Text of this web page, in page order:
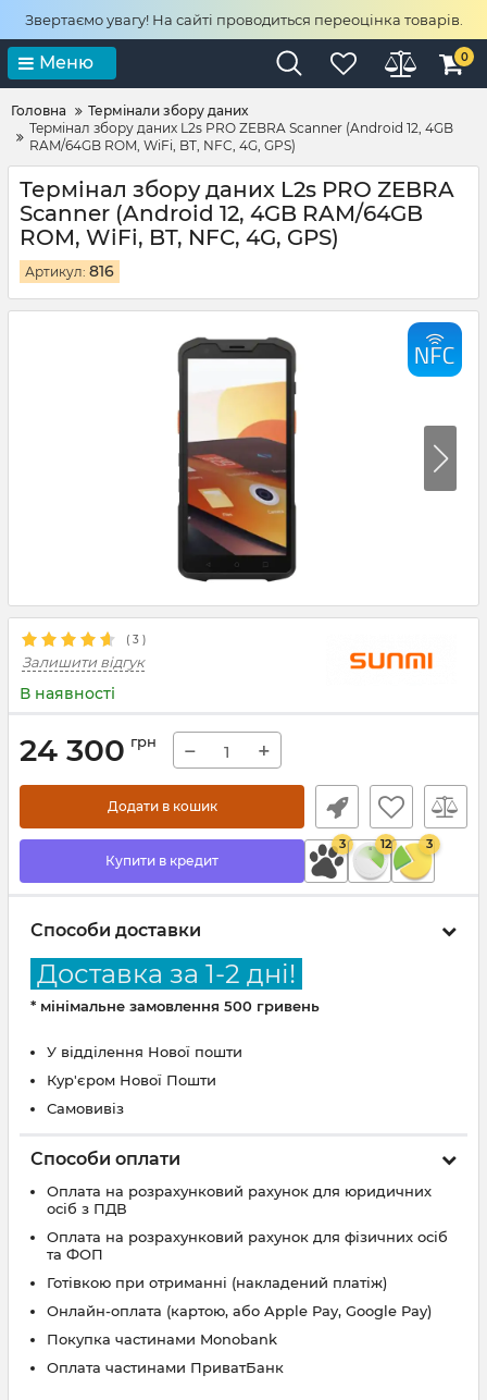
Звертаємо увагу! На сайті проводиться переоцінка товарів.
Меню 0
Головна
Термінали збору даних
Термінал збору даних L2s PRO ZEBRA Scanner (Android 12, 4GB
RAM/64GB ROM, WiFi, BT, NFC, 4G, GPS)
Термінал збору даних L2s PRO ZEBRA
Scanner (Android 12, 4GB RAM/64GB
ROM, WiFi, BT, NFC, 4G, GPS)
Артикул: 816
( 3 )
Залишити відгук
В наявності
24 300 грн − +
Додати в кошик
Купити в кредит
3 12 3
Способи доставки
Доставка за 1-2 дні!
* мінімальне замовлення 500 гривень
У відділення Нової пошти
Кур'єром Нової Пошти
Самовивіз
Способи оплати
Оплата на розрахунковий рахунок для юридичних
осіб з ПДВ
Оплата на розрахунковий рахунок для фізичних осіб
та ФОП
Готівкою при отриманні (накладений платіж)
Онлайн-оплата (картою, або Apple Pay, Google Pay)
Покупка частинами Monobank
Оплата частинами ПриватБанк